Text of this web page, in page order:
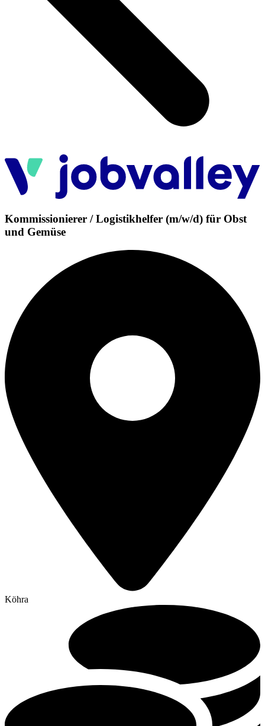
Kommissionierer / Logistikhelfer (m/w/d) für Obst
und Gemüse
Köhra